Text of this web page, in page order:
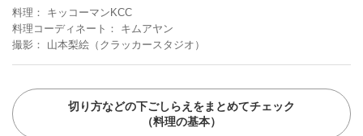
料理
キッコーマンKCC
料理コーディネート
キムアヤン
撮影
山本梨絵（クラッカースタジオ）
切り方などの下ごしらえをまとめてチェック
（料理の基本）